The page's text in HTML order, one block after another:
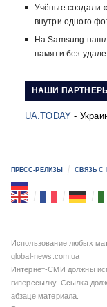
Учёные создали
внутри одного
На Samsung
памяти без
НАШИ
UA.TODAY -
ПРЕСС-РЕЛИЗЫ СВЯЗЬ С
Использование любых
global-news.com.ua
Интернет-СМИ должны
гиперссылку. Ссылка
абзаце материала.